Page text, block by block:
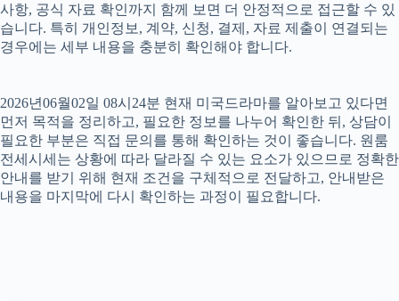
사항, 공식 자료 확인까지 함께 보면 더 안정적으로 접근할 수 있
습니다. 특히 개인정보, 계약, 신청, 결제, 자료 제출이 연결되는
경우에는 세부 내용을 충분히 확인해야 합니다.
2026년06월02일 08시24분 현재 미국드라마를 알아보고 있다면
먼저 목적을 정리하고, 필요한 정보를 나누어 확인한 뒤, 상담이
필요한 부분은 직접 문의를 통해 확인하는 것이 좋습니다. 원룸
전세시세는 상황에 따라 달라질 수 있는 요소가 있으므로 정확한
안내를 받기 위해 현재 조건을 구체적으로 전달하고, 안내받은
내용을 마지막에 다시 확인하는 과정이 필요합니다.